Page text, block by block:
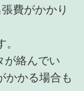
費がかかり
が絡んでい
かかる場合も